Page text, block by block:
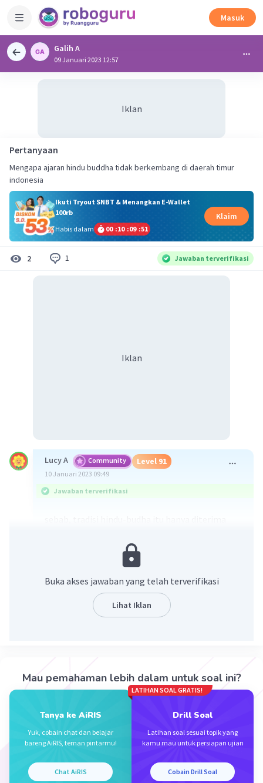
Masuk
Galih A
09 Januari 2023 12:57
Iklan
Pertanyaan
Mengapa ajaran hindu buddha tidak berkembang di daerah timur
indonesia
Ikuti Tryout SNBT & Menangkan E-Wallet
100rb
Habis dalam
00 :10 :09 :51
Klaim
2 1 Jawaban terverifikasi
Iklan
Lucy A Community Level 91
10 Januari 2023 09:49
Jawaban terverifikasi
yang menolak mengikuti tradisi tetap
mempertahankan tradisi nenek moyang mereka,
wanita ada yang ikut dan ada yg menolak atau
tetap. itulah yang menyebabkan tradisi hindu-
budha tidak merata penyebarannya dinusantara
Buka akses jawaban yang telah terverifikasi
Lihat Iklan
Mau pemahaman lebih dalam untuk soal ini?
Tanya ke AiRIS
Yuk, cobain chat dan belajar
bareng AiRIS, teman pintarmu!
Chat AiRIS
LATIHAN SOAL GRATIS!
Drill Soal
Latihan soal sesuai topik yang
kamu mau untuk persiapan ujian
Cobain Drill Soal